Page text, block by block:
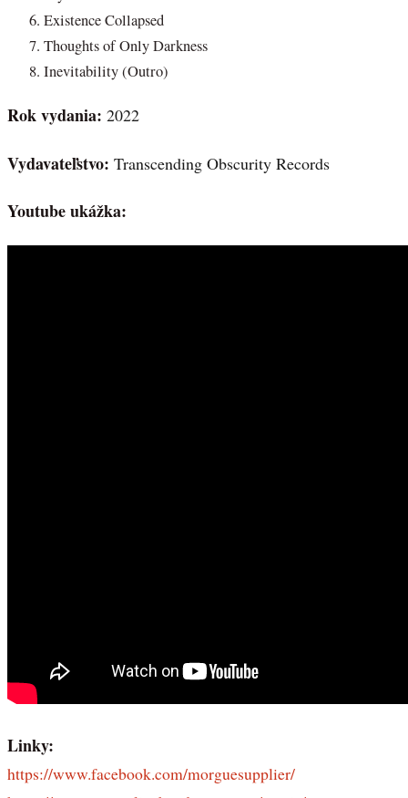
Existence Collapsed
Thoughts of Only Darkness
Inevitability (Outro)
Rok vydania: 2022
Vydavateľstvo: Transcending Obscurity Records
Youtube ukážka:
Linky:
https://www.facebook.com/morguesupplier/